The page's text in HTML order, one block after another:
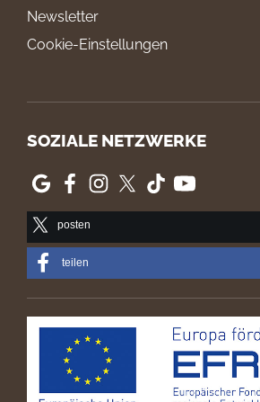
Newsletter
Cookie-Einstellungen
SOZIALE NETZWERKE
posten
teilen